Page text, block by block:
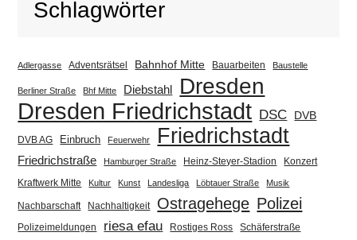
Schlagwörter
Adlergasse Adventsrätsel Bahnhof Mitte Bauarbeiten Baustelle
Berliner Straße Bhf Mitte Diebstahl Dresden
Dresden Friedrichstadt DSC DVB
DVB AG Einbruch Feuerwehr Friedrichstadt
Friedrichstraße Hamburger Straße Heinz-Steyer-Stadion
Konzert
Kraftwerk Mitte
Kultur Kunst Landesliga Löbtauer Straße Musik
Nachbarschaft Nachhaltigkeit Ostragehege Polizei
Polizeimeldungen riesa efau Rostiges Ross Schäferstraße